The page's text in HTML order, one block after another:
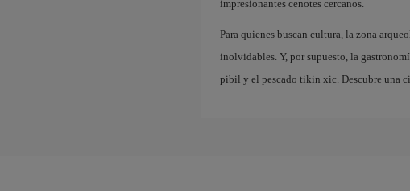
impresionantes cenotes cercanos.
Para quienes buscan cultura, la zona
inolvidables. Y, por supuesto, la
pibil y el pescado tikin xic. Descubre una